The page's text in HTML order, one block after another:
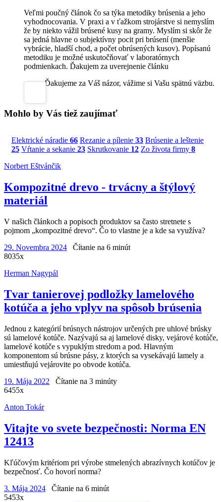
Veľmi poučný článok čo sa týka metodiky brúsenia a jeho
vyhodnocovania. V praxi a v ťažkom strojárstve si nemyslím
že by niekto vážil brúsené kusy na gramy. Myslím si skôr že
sa jedná hlavne o subjektívny pocit pri brúsení (menšie
vybrácie, hladší chod, a počet obrúsených kusov). Popísanú
metodiku je možné uskutočňovať v laboratórnych
podmienkach. Ďakujem za uverejnenie článku
Ďakujeme za Váš názor, vážime si Vašu spätnú väzbu.
Mohlo by Vás tiež zaujímať
Elektrické náradie 66 Rezanie a pílenie 33 Brúsenie a leštenie
25 Vŕtanie a sekanie 23 Skrutkovanie 12 Zo života firmy 8
Norbert Eštvánčik
Kompozitné drevo - trvácny a štýlový
materiál
V našich článkoch a popisoch produktov sa často stretnete s
pojmom „kompozitné drevo“. Čo to vlastne je a kde sa využíva?
29. Novembra 2024
Čítanie na 6 minút
8035x
Herman Nagypál
Tvar tanierovej podložky lamelového
kotúča a jeho vplyv na spôsob brúsenia
Jednou z kategórií brúsnych nástrojov určených pre uhlové brúsky
sú lamelové kotúče. Nazývajú sa aj lamelové disky, vejárové kotúče,
lamelové kotúče s vypuklým stredom a pod. Hlavným
komponentom sú brúsne pásy, z ktorých sa vysekávajú lamely a
umiestňujú vejárovite po obvode kotúča.
19. Mája 2022
Čítanie na 3 minúty
6455x
Anton Tokár
Vitajte vo svete bezpečnosti: Norma EN
12413
Kľúčovým kritériom pri výrobe stmelených abrazívnych kotúčov je
bezpečnosť. Čo hovorí norma?
3. Mája 2024
Čítanie na 6 minút
5453x